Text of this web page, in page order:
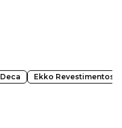
Deca Ekko Revestimentos